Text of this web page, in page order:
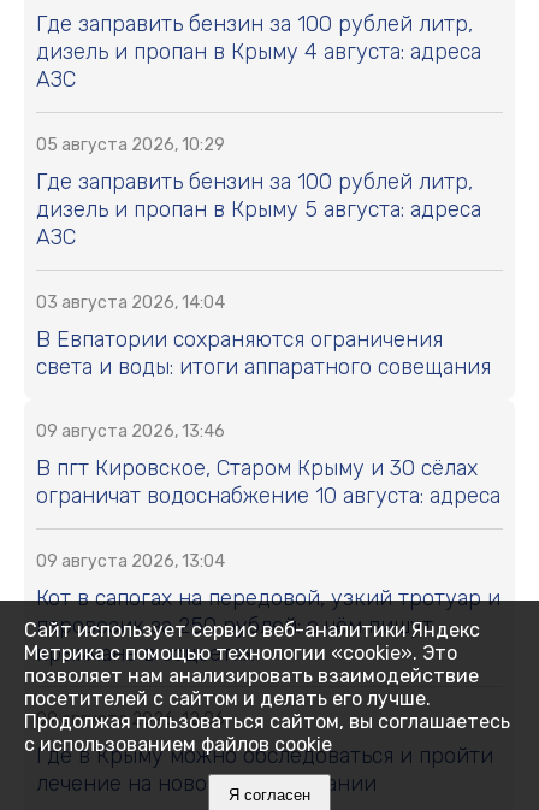
Где заправить бензин за 100 рублей литр,
дизель и пропан в Крыму 4 августа: адреса
АЗС
05 августа 2026, 10:29
Где заправить бензин за 100 рублей литр,
дизель и пропан в Крыму 5 августа: адреса
АЗС
03 августа 2026, 14:04
В Евпатории сохраняются ограничения
света и воды: итоги аппаратного совещания
09 августа 2026, 13:46
В пгт Кировское, Старом Крыму и 30 сёлах
ограничат водоснабжение 10 августа: адреса
09 августа 2026, 13:04
Кот в сапогах на передовой, узкий тротуар и
паровозик за 250 рублей: о чём пишут
крымчане в соцсетях
09 августа 2026, 12:06
Где в Крыму можно обследоваться и пройти
лечение на новом оборудовании
Сайт использует сервис веб-аналитики Яндекс
Метрика с помощью технологии «cookie». Это
позволяет нам анализировать взаимодействие
посетителей с сайтом и делать его лучше.
Продолжая пользоваться сайтом, вы соглашаетесь
с использованием файлов cookie
Я согласен